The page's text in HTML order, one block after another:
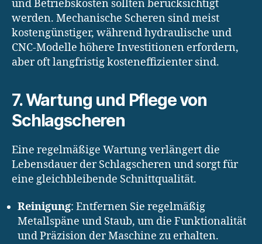
und Betriebskosten sollten berücksichtigt
werden. Mechanische Scheren sind meist
kostengünstiger, während hydraulische und
CNC-Modelle höhere Investitionen erfordern,
aber oft langfristig kosteneffizienter sind.
7. Wartung und Pflege von
Schlagscheren
Eine regelmäßige Wartung verlängert die
Lebensdauer der Schlagscheren und sorgt für
eine gleichbleibende Schnittqualität.
Reinigung: Entfernen Sie regelmäßig
Metallspäne und Staub, um die Funktionalität
und Präzision der Maschine zu erhalten.